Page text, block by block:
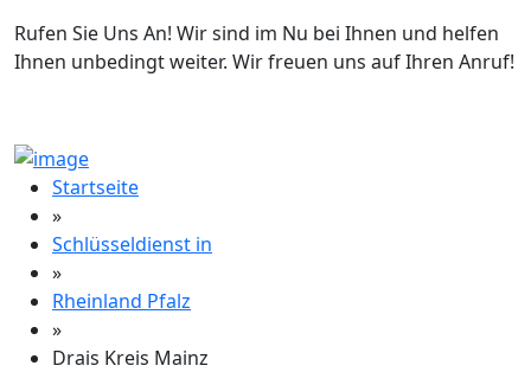
Rufen Sie Uns An! Wir sind im Nu bei Ihnen und helfen
Ihnen unbedingt weiter. Wir freuen uns auf Ihren Anruf!
Startseite
»
Schlüsseldienst in
»
Rheinland Pfalz
»
Drais Kreis Mainz